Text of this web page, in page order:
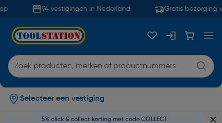
94 vestigingen in Nederland Gratis bezorging
Selecteer een vestiging
5% click & collect korting met code COLLECT